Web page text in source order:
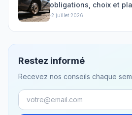
obligations, choix et
·2 juillet 2026
Restez informé
Recevez nos conseils chaque